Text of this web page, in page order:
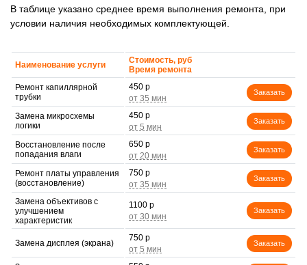
В таблице указано среднее время выполнения ремонта, при
условии наличия необходимых комплектующей.
Наименование услуги
Стоимость, руб
Время ремонта
Ремонт капиллярной
трубки
450 р
Заказать
Замена микросхемы
логики
450 р
Заказать
Восстановление после
попадания влаги
650 р
Заказать
Ремонт платы управления
(восстановление)
750 р
Заказать
Замена объективов с
улучшением
характеристик
1100 р
Заказать
Замена дисплея (экрана)
750 р
Заказать